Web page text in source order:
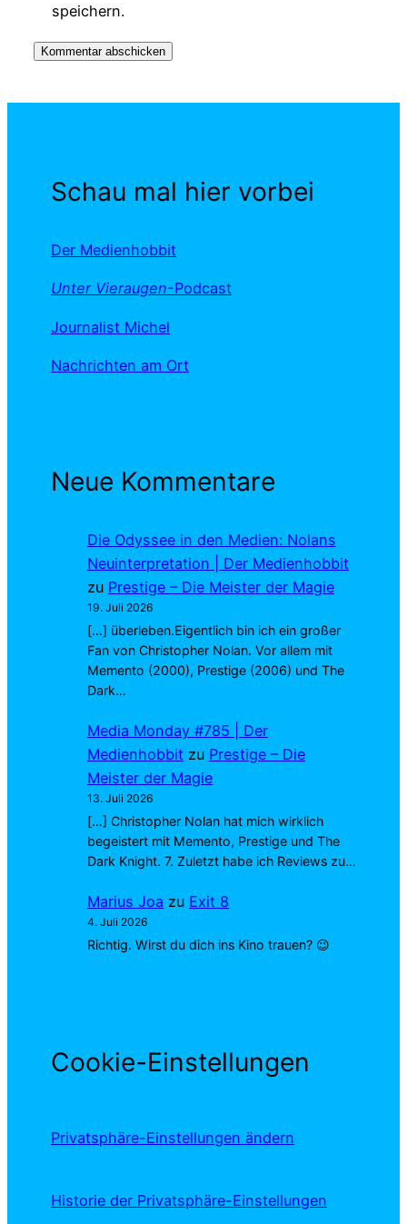
speichern.
Schau mal hier vorbei
Der Medienhobbit
Unter Vieraugen-Podcast
Journalist Michel
Nachrichten am Ort
Neue Kommentare
Die Odyssee in den Medien: Nolans
Neuinterpretation | Der Medienhobbit
zu Prestige – Die Meister der Magie
19. Juli 2026
[…] überleben.Eigentlich bin ich ein großer
Fan von Christopher Nolan. Vor allem mit
Memento (2000), Prestige (2006) und The
Dark…
Media Monday #785 | Der
Medienhobbit zu Prestige – Die
Meister der Magie
13. Juli 2026
[…] Christopher Nolan hat mich wirklich
begeistert mit Memento, Prestige und The
Dark Knight. 7. Zuletzt habe ich Reviews zu…
Marius Joa zu Exit 8
4. Juli 2026
Richtig. Wirst du dich ins Kino trauen? 😉
Cookie-Einstellungen
Privatsphäre-Einstellungen ändern
Historie der Privatsphäre-Einstellungen